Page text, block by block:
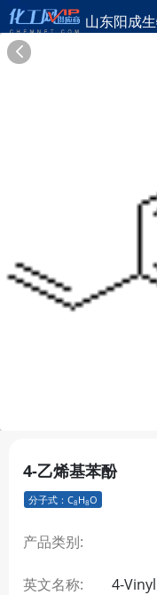
山东阳成
山东阳成
SHANDONG
4-乙烯基苯酚
分子式：C8H8O
产品类别:
英文名称: 4-